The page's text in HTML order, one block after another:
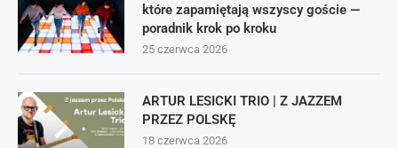
które zapamiętają wszyscy goście —
poradnik krok po kroku
25 czerwca 2026
ARTUR LESICKI TRIO | Z JAZZEM
PRZEZ POLSKĘ
18 czerwca 2026